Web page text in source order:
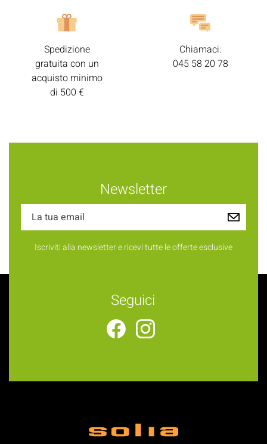
Spedizione
gratuita con un
acquisto minimo
di 500 €
Chiamaci:
045 58 20 78
Newsletter
Iscriviti alla newsletter e ricevi tutte le offerte esclusive
Seguici